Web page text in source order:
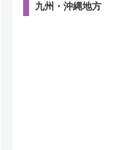
九州・沖縄地方